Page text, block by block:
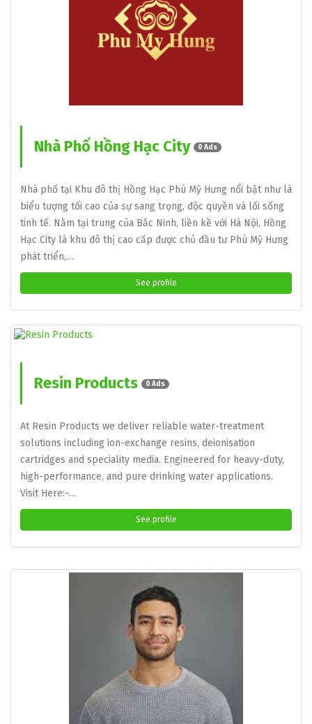
Nhà Phố Hồng Hạc City 0 Ads
Nhà phố tại Khu đô thị Hồng Hạc Phú Mỹ Hưng nổi bật như là
biểu tượng tối cao của sự sang trọng, độc quyền và lối sống
tinh tế. Nằm tại trung của Bắc Ninh, liền kề với Hà Nội, Hồng
Hạc City là khu đô thị cao cấp được chủ đầu tư Phú Mỹ Hưng
phát triển,…
See profile
Resin Products 0 Ads
At Resin Products we deliver reliable water-treatment
solutions including ion-exchange resins, deionisation
cartridges and speciality media. Engineered for heavy-duty,
high-performance, and pure drinking water applications.
Visit Here:-…
See profile